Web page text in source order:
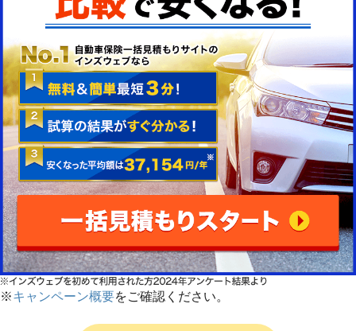
※キャンペーン概要をご確認ください。